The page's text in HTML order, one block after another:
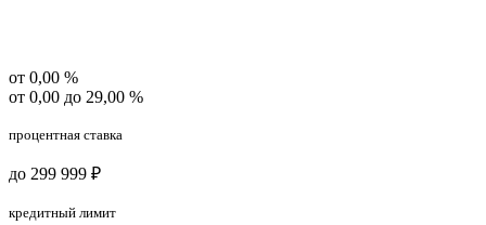
от 0,00 %
от 0,00 до 29,00 %
процентная ставка
до 299 999 ₽
кредитный лимит